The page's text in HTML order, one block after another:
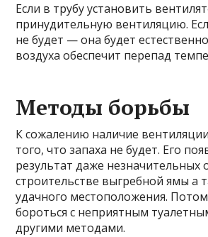
Если в трубу установить
принудительную вентиляцию.
не будет — она будет
воздуха обеспечит перепад
Методы борьбы
К сожалению наличие
того, что запаха не будет. Его
результат даже незначительных
строительстве выгребной ямы а
удачного местоположения.
бороться с неприятным
другими методами.